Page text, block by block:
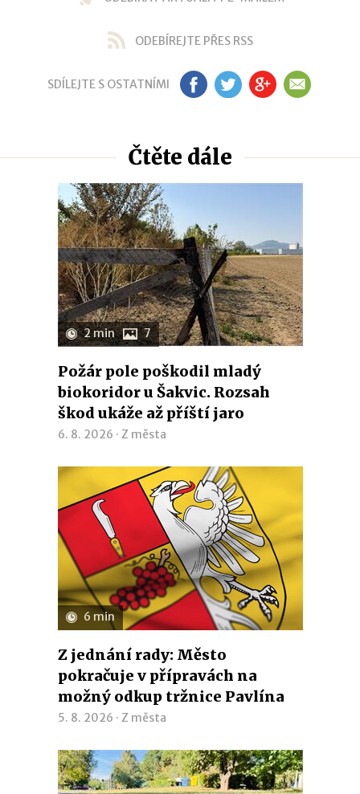
ODEBÍREJTE PŘES RSS
SDÍLEJTE S OSTATNÍMI FB TW GP EM
Čtěte dále
2 min 7
Požár pole poškodil mladý
biokoridor u Šakvic. Rozsah
škod ukáže až příští jaro
6. 8. 2026 · Z města
6 min
Z jednání rady: Město
pokračuje v přípravách na
možný odkup tržnice Pavlína
5. 8. 2026 · Z města